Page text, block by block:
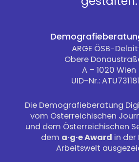
ARGE ÖSB-
Obere
A – 1020 Wien
UID-Nr.:
Die Demografieberatung
vom Österreichischen
und dem Österreichischen
dem a·g·e Award in
Arbeitswelt